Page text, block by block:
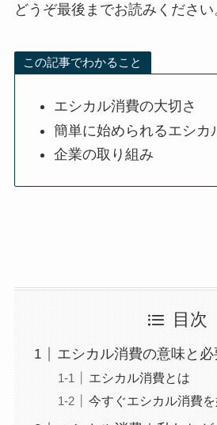
どうぞ最後までお読みください
この記事でわかること
エシカル消費の大切さ
簡単に始められるエシカ
企業の取り組み
目次
エシカル消費の意味と
エシカル消費とは
今すぐエシカル消費